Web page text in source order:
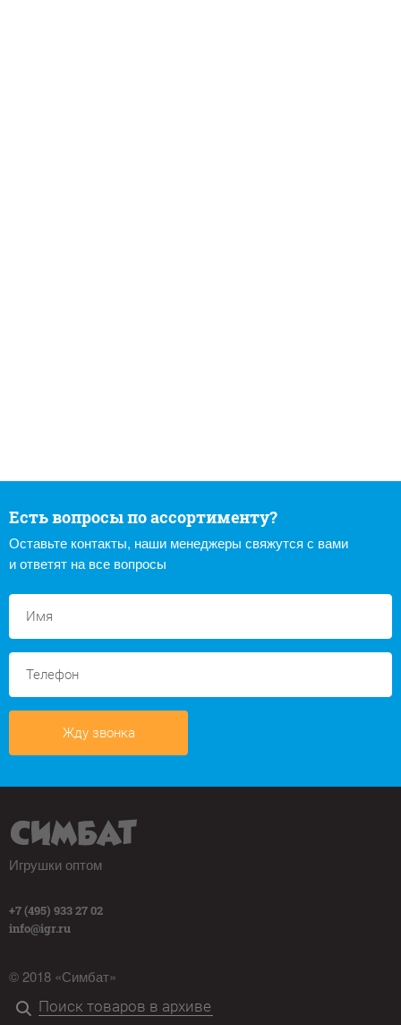
Есть вопросы по ассортименту?
Оставьте контакты, наши менеджеры свяжутся с вами
и ответят на все вопросы
Жду звонка
Игрушки оптом
+7 (495) 933 27 02
info@igr.ru
© 2018 «Симбат»